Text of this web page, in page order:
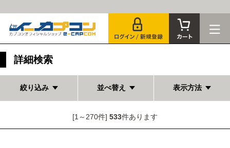
詳細検索
絞り込み 並べ替え 表示方法
[1～270件] 533件あります